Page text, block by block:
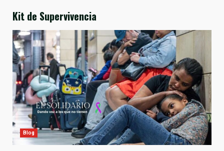
Kit de Supervivencia
Blog